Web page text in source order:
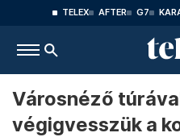
TELEX AFTER G7
Városnéző
végigvesszük a